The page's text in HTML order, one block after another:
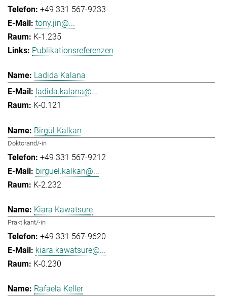
+49 331 567-9233
tony.jin@...
K-1.235
Publikationsreferenzen
Ladida Kalana
ladida.kalana@...
K-0.121
Birgül Kalkan
Doktorand/-in
+49 331 567-9212
birguel.kalkan@...
K-2.232
Kiara Kawatsure
Praktikant/-in
+49 331 567-9620
kiara.kawatsure@...
K-0.230
Rafaela Keller